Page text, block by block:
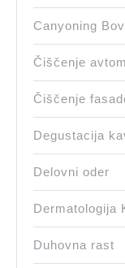
Canyoning
Čiščenje
Čiščenje
Degustacija
Delovni oder
Dermatologija
Duhovna rast